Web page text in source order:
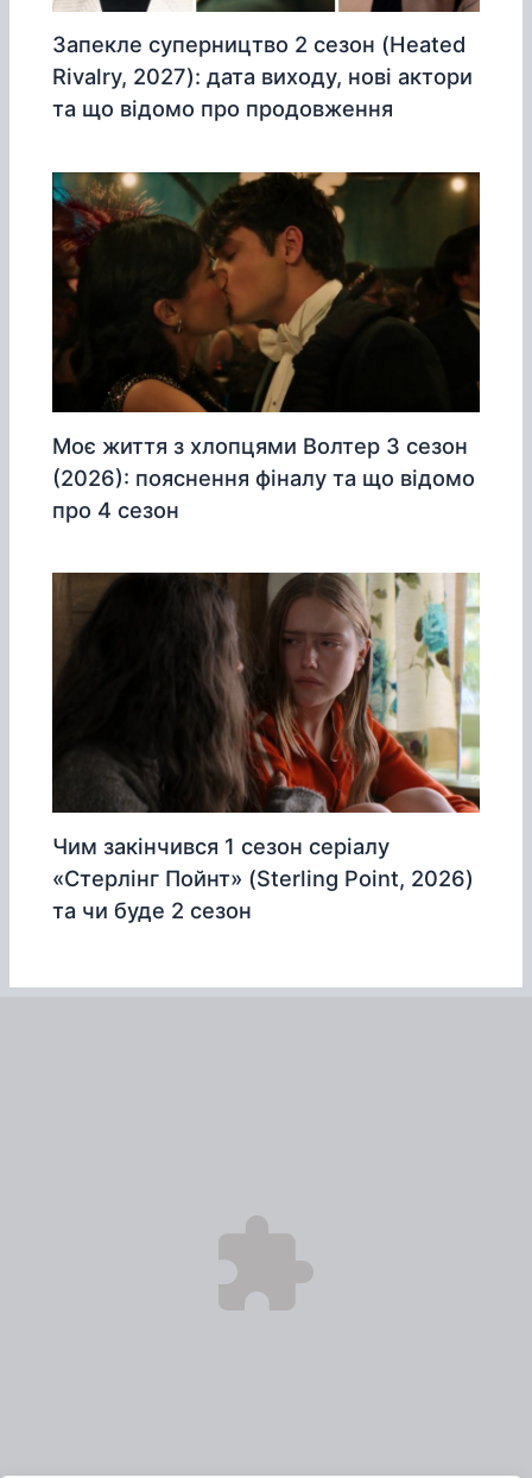
Запекле суперництво 2 сезон (Heated
Rivalry, 2027): дата виходу, нові актори
та що відомо про продовження
Моє життя з хлопцями Волтер 3 сезон
(2026): пояснення фіналу та що відомо
про 4 сезон
Чим закінчився 1 сезон серіалу
«Стерлінг Пойнт» (Sterling Point, 2026)
та чи буде 2 сезон